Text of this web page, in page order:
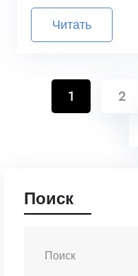
Читать
1 2
Поиск